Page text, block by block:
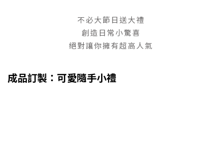
不必大節日送大禮
創造日常小驚喜
絕對讓你擁有超高人氣
成品訂製：可愛隨手小禮